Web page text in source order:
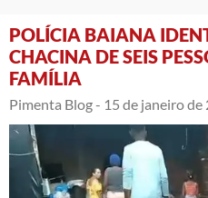
POLÍCIA BAIANA
CHACINA DE SEIS
FAMÍLIA
Pimenta Blog - 15 de janeiro de